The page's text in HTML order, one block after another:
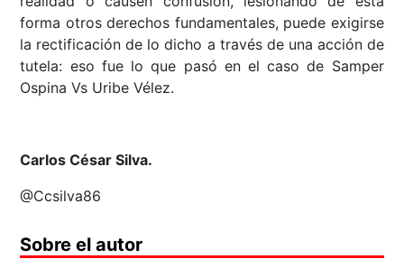
forma otros derechos fundamentales, puede exigirse
la rectificación de lo dicho a través de una acción de
tutela: eso fue lo que pasó en el caso de Samper
Ospina Vs Uribe Vélez.
Carlos César Silva.
@Ccsilva86
Sobre el autor